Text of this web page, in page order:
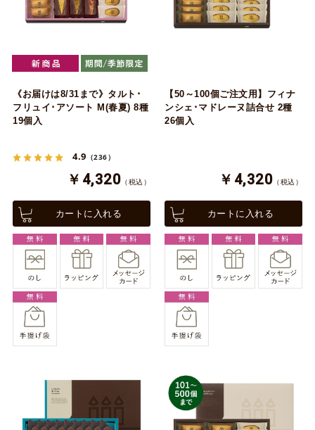
《お届けは8/31まで》タルト･
フリュイ･アソート M(春夏) 8種
19個入
4.9 （236）
￥4,320 （税込）
カートに入れる
【50～100個ご注文用】フィナ
ンシェ･マドレーヌ詰合せ 2種
26個入
￥4,320 （税込）
カートに入れる